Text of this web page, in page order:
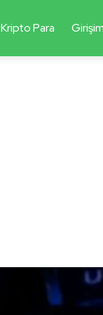
Kripto Para